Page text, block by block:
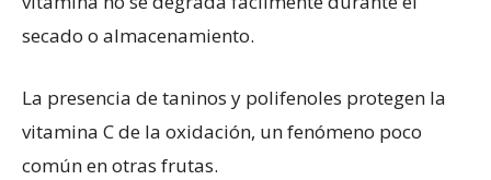
secado o almacenamiento.
La presencia de taninos y polifenoles protegen la
vitamina C de la oxidación, un fenómeno poco
común en otras frutas.